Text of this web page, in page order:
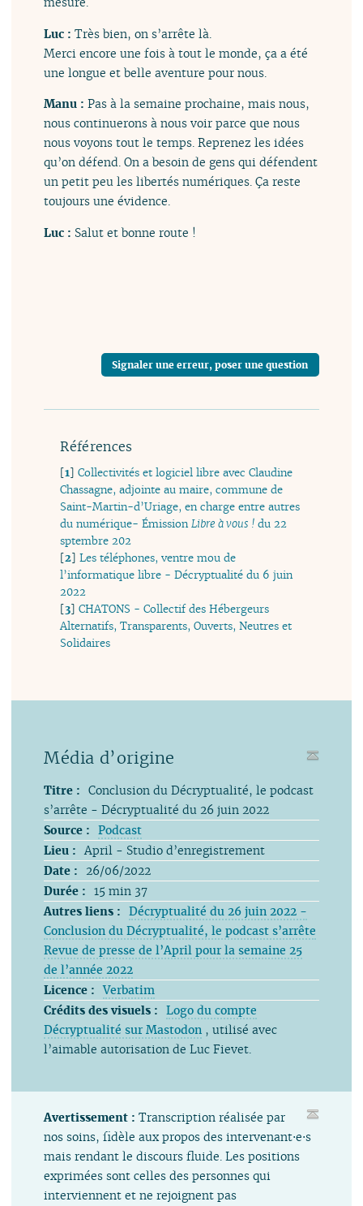
Luc :Très bien, on s’arrête là.
Merci encore une fois à tout le monde, ça a été
une longue et belle aventure pour nous.
Manu :Pas à la semaine prochaine, mais nous,
nous continuerons à nous voir parce que nous
nous voyons tout le temps. Reprenez les idées
qu’on défend. On a besoin de gens qui défendent
un petit peu les libertés numériques. Ça reste
toujours une évidence.
Luc : Salut et bonne route !
Signaler une erreur, poser une question
Références
[1]Collectivités et logiciel libre avec Claudine
Chassagne, adjointe au maire, commune de
Saint-Martin-d’Uriage, en charge entre autres
du numérique- ÉmissionLibre à vous ! du 22
sptembre 202
[2]Les téléphones, ventre mou de
l’informatique libre - Décryptualité du 6 juin
2022
[3]CHATONS - Collectif des Hébergeurs
Alternatifs, Transparents, Ouverts, Neutres et
Solidaires
Média d’origine
Titre : Conclusion du Décryptualité, le podcast
s’arrête - Décryptualité du 26 juin 2022
Source : Podcast
Lieu : April - Studio d’enregistrement
Date :
26/06/2022
Durée : 15 min 37
Autres liens : Décryptualité du 26 juin 2022 -
Conclusion du Décryptualité, le podcast s’arrête
Revue de presse de l’April pour la semaine 25
de l’année 2022
Licence : Verbatim
Crédits des visuels : Logo du compte
Décryptualité sur Mastodon , utilisé avec
l’aimable autorisation de Luc Fievet.
Avertissement :Transcription réalisée par
nos soins, fidèle aux propos des intervenant⋅e⋅s
mais rendant le discours fluide. Les positions
exprimées sont celles des personnes qui
interviennent et ne rejoignent pas